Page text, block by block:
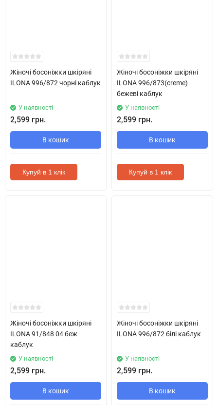
Жіночі босоніжки шкіряні
ILONA 996/872 чорні каблук
У наявності
2,599 грн.
В кошик
Купуй в 1 клік
Жіночі босоніжки шкіряні
ILONA 996/873(creme)
бежеві каблук
У наявності
2,599 грн.
В кошик
Купуй в 1 клік
Жіночі босоніжки шкіряні
ILONA 91/848 04 беж
каблук
У наявності
2,599 грн.
В кошик
Жіночі босоніжки шкіряні
ILONA 996/872 білі каблук
У наявності
2,599 грн.
В кошик